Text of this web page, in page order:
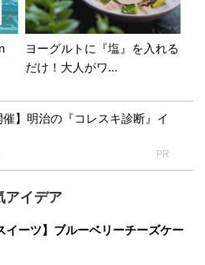
ヨーグルトに『塩』を入れる
だけ！大人がワ...
催】明治の『コレスキ診断』イ
PR
アイデア
イーツ】ブルーベリーチーズケー